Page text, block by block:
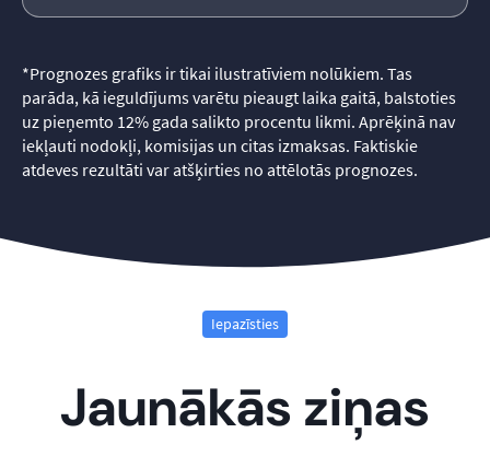
*Prognozes grafiks ir tikai ilustratīviem nolūkiem. Tas
parāda, kā ieguldījums varētu pieaugt laika gaitā, balstoties
uz pieņemto 12% gada salikto procentu likmi. Aprēķinā nav
iekļauti nodokļi, komisijas un citas izmaksas. Faktiskie
atdeves rezultāti var atšķirties no attēlotās prognozes.
Iepazīsties
Jaunākās ziņas